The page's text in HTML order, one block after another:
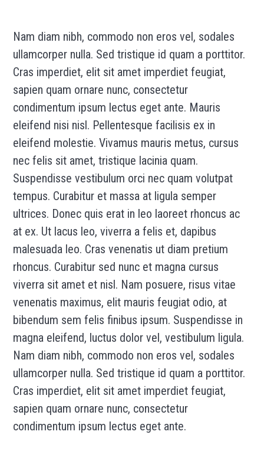
Nam diam nibh, commodo non eros vel, sodales
ullamcorper nulla. Sed tristique id quam a porttitor.
Cras imperdiet, elit sit amet imperdiet feugiat,
sapien quam ornare nunc, consectetur
condimentum ipsum lectus eget ante. Mauris
eleifend nisi nisl. Pellentesque facilisis ex in
eleifend molestie. Vivamus mauris metus, cursus
nec felis sit amet, tristique lacinia quam.
Suspendisse vestibulum orci nec quam volutpat
tempus. Curabitur et massa at ligula semper
ultrices. Donec quis erat in leo laoreet rhoncus ac
at ex. Ut lacus leo, viverra a felis et, dapibus
malesuada leo. Cras venenatis ut diam pretium
rhoncus. Curabitur sed nunc et magna cursus
viverra sit amet et nisl. Nam posuere, risus vitae
venenatis maximus, elit mauris feugiat odio, at
bibendum sem felis finibus ipsum. Suspendisse in
magna eleifend, luctus dolor vel, vestibulum ligula.
Nam diam nibh, commodo non eros vel, sodales
ullamcorper nulla. Sed tristique id quam a porttitor.
Cras imperdiet, elit sit amet imperdiet feugiat,
sapien quam ornare nunc, consectetur
condimentum ipsum lectus eget ante.